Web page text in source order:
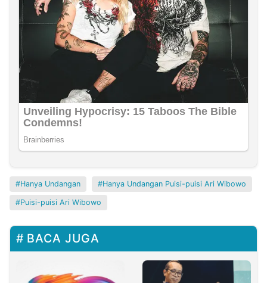
Hanya Undangan Hanya Undangan Puisi-puisi Ari Wibowo
Puisi-puisi Ari Wibowo
BACA JUGA